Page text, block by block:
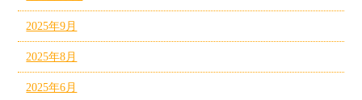
2025年9月
2025年8月
2025年6月